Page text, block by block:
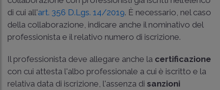
di cui all'art. 356 D.Lgs. 14/2019. È necessario, nel caso
della collaborazione, indicare anche il nominativo del
professionista e il relativo numero di iscrizione.
Il professionista deve allegare anche la certificazione
con cui attesta l'albo professionale a cui è iscritto e la
relativa data di iscrizione, l'assenza di sanzioni